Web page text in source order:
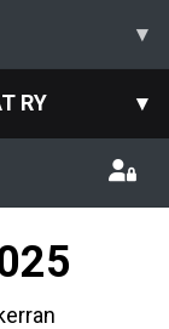
▾
RY ▾